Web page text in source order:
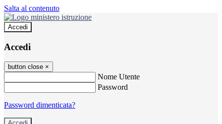
Salta al contenuto
Accedi
Accedi
button close ×
Nome Utente
Password
Password dimenticata?